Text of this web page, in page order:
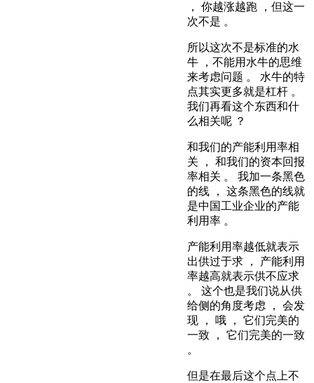
， 你越涨越跑 ，但这一
次不是 。
所以这次不是标准的水
牛 ，不能用水牛的思维
来考虑问题 。 水牛的特
点其实更多就是杠杆 。
我们再看这个东西和什
么相关呢 ？
和我们的产能利用率相
关 ， 和我们的资本回报
率相关 。 我加一条黑色
的线 ， 这条黑色的线就
是中国工业企业的产能
利用率 。
产能利用率越低就表示
出供过于求 ， 产能利用
率越高就表示供不应求
。 这个也是我们说从供
给侧的角度考虑 ， 会发
现 ， 哦 ， 它们完美的
一致 ， 它们完美的一致
。
但是在最后这个点上不